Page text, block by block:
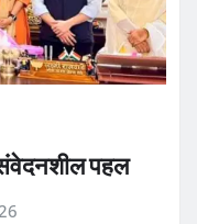
संवेदनशील पहल